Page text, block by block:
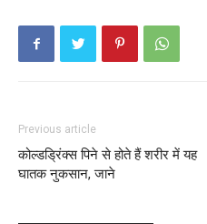
Previous article
कोल्डड्रिंक्स पिने से होते हैं शरीर में यह
घातक नुकसान, जाने